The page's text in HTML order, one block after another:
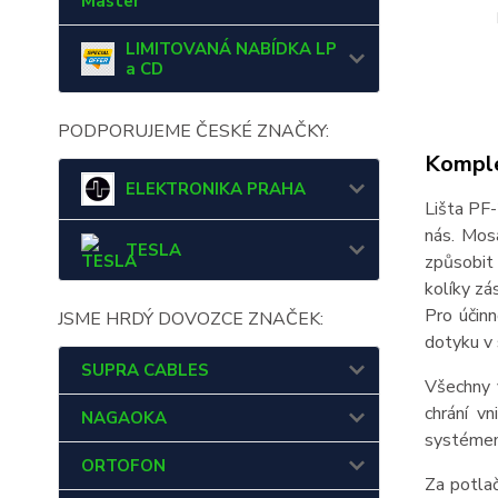
LIMITOVANÁ NABÍDKA LP
a CD
PODPORUJEME ČESKÉ ZNAČKY:
ELEKTRONIKA PRAHA
TESLA
JSME HRDÝ DOVOZCE ZNAČEK:
SUPRA CABLES
NAGAOKA
ORTOFON
Lišta
nás.
kolíky
Pro
dotyku v
chrání
Za